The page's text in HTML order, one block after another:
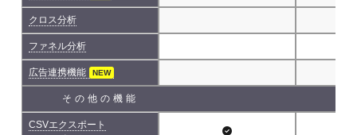
クロス分析
ファネル分析
広告連携機能 NEW
その他の機能
CSVエクスポート